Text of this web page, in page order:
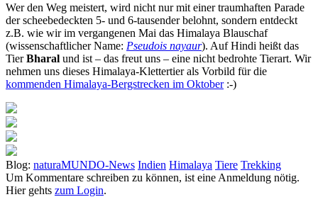
Wer den Weg meistert, wird nicht nur mit einer traumhaften Parade
der scheebedeckten 5- und 6-tausender belohnt, sondern entdeckt
z.B. wie wir im vergangenen Mai das Himalaya Blauschaf
(wissenschaftlicher Name: Pseudois nayaur). Auf Hindi heißt das
TierBharal und ist – das freut uns – eine nicht bedrohte Tierart. Wir
nehmen uns dieses Himalaya-Klettertier als Vorbild für die
kommenden Himalaya-Bergstrecken im Oktober:-)
Blog: naturaMUNDO-News Indien Himalaya Tiere Trekking
Um Kommentare schreiben zu können, ist eine Anmeldung nötig.
Hier gehts zum Login.